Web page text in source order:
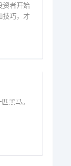
资者开始
技巧，才
黑马。